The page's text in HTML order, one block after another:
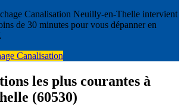
Canalisation Neuilly-en-Thelle intervient
de 30 minutes pour vous dépanner en
Canalisation
les plus courantes à
(60530)